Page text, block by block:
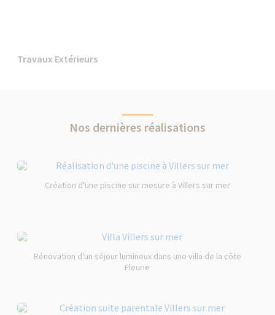
Travaux Extérieurs
Nos dernières réalisations
Création d'une piscine sur mesure à Villers sur mer
Rénovation d'un séjour lumineux dans une villa de la côte
Fleurie